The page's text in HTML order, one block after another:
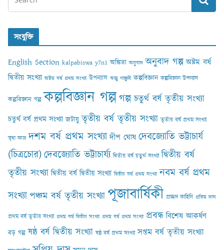
সংযুক্তি
English Section kalpabiswa y7n1 অঙ্কিতা অনুবাদ অনুবাদ গল্প অষ্টম বর্ষ
দ্বিতীয় সংখ্যা অষ্টম বর্ষ প্রথম সংখ্যা উপন্যাস ঋজু গাঙ্গুলী কল্পবিজ্ঞান কল্পবিজ্ঞান উপন্যাস
কল্পবিজ্ঞান গল্প কল্পবিজ্ঞান গল্পগল্প চতুর্থ বর্ষ তৃতীয় সংখ্যা
চতুর্থ বর্ষ প্রথম সংখ্যা জটায়ু তৃতীয় বর্ষ তৃতীয় সংখ্যা তৃতীয় বর্ষ প্রথম সংখ্যা
তৃষা আঢ‍্য দশম বর্ষ প্রথম সংখ্যা দীপ ঘোষ দেবজ্যোতি ভট্টাচার্য
(চিত্রচোর)দেবজ্যোতি ভট্টাচার্য্য দ্বিতীয় বর্ষ চতুর্থ সংখ্যা দ্বিতীয় বর্ষ
তৃতীয় সংখ্যা দ্বিতীয় বর্ষ দ্বিতীয় সংখ্যা দ্বিতীয় বর্ষ প্রথম সংখ্যা নবম বর্ষ প্রথম
সংখ্যাপঞ্চম বর্ষ তৃতীয় সংখ্যা পূজাবার্ষিকী প্রচ্ছদ কাহিনি প্রতিম দাস
প্রথম বর্ষ তৃতীয় সংখ্যা প্রথম বর্ষ দ্বিতীয় সংখ্যা প্রথম বর্ষ প্রথম সংখ্যা প্রবন্ধ বিশেষ আকর্ষণ
বড় গল্প ষষ্ঠ বর্ষ দ্বিতীয় সংখ্যা ষষ্ঠ বর্ষ প্রথম সংখ্যা সপ্তম বর্ষ তৃতীয় সংখ্যা